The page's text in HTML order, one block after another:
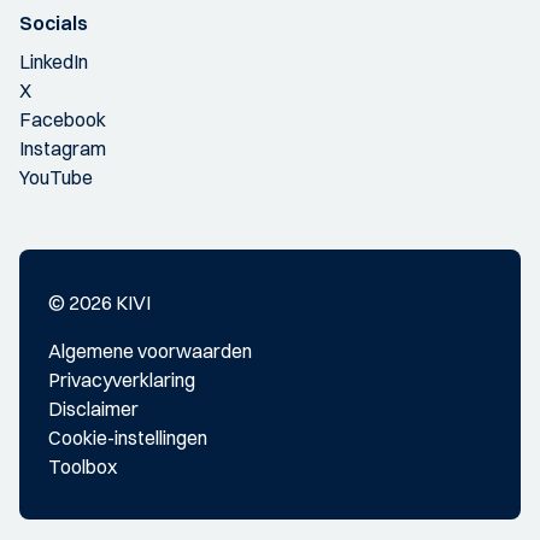
Socials
LinkedIn
X
Facebook
Instagram
YouTube
© 2026 KIVI
Algemene voorwaarden
Privacyverklaring
Disclaimer
Cookie-instellingen
Toolbox